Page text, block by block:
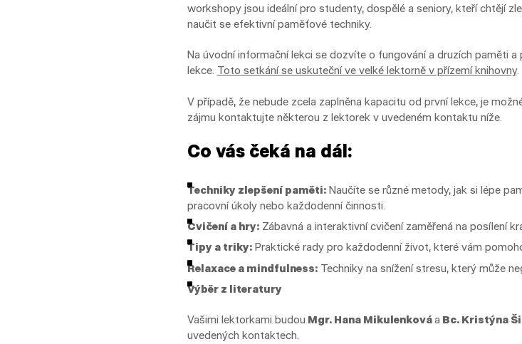
workshopy jsou ideální pro studenty, dospělé a seniory, kteří chtějí
naučit se efektivní paměťové techniky.
Na úvodní informační lekci se dozvíte o fungování a druzích paměti
lekce. Toto setkání se uskuteční ve velké lektorně v přízemí knihovny.
V případě, že nebude zcela zaplněna kapacitu od první lekce, je
zájmu kontaktujte některou z lektorek v uvedeném kontaktu níže.
Co vás čeká na dál:
Techniky zlepšení paměti:Naučíte se různé metody, jak si lépe
pracovní úkoly nebo každodenní činnosti.
Cvičení a hry:Zábavná a interaktivní cvičení zaměřená na posílení
Tipy a triky:Praktické rady pro každodenní život, které vám
Relaxace a mindfulness:Techniky na snížení stresu, který může
Výběr z literatury
Vašimi lektorkami budou Mgr. Hana Mikulenkováa Bc. Kristýna
uvedených kontaktech.